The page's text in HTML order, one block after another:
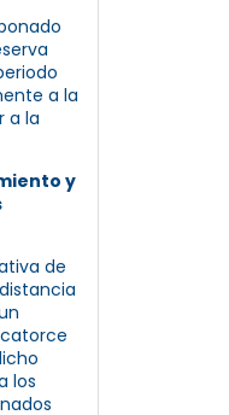
a la
a la
y
de
los